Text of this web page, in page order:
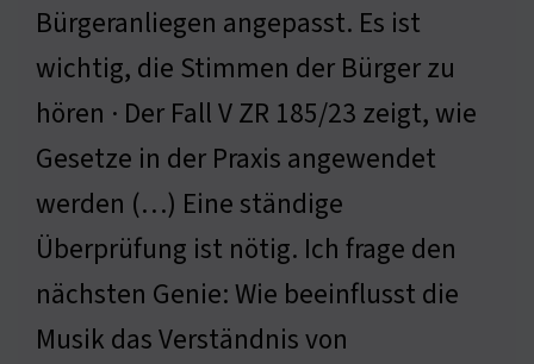
Bürgeranliegen angepasst. Es ist
wichtig, die Stimmen der Bürger zu
hören · Der Fall V ZR 185/23 zeigt, wie
Gesetze in der Praxis angewendet
werden (…) Eine ständige
Überprüfung ist nötig. Ich frage den
nächsten Genie: Wie beeinflusst die
Musik das Verständnis von